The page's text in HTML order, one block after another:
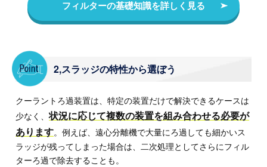
フィルターの基礎知識を詳しく見る
2,スラッジの特性から選ぼう
クーラントろ過装置は、特定の装置だけで解決できるケースは
少なく、状況に応じて複数の装置を組み合わせる必要が
あります。例えば、遠心分離機で大量にろ過しても細かいス
ラッジが残ってしまった場合は、二次処理としてさらにフィル
ターろ過で除去することも。